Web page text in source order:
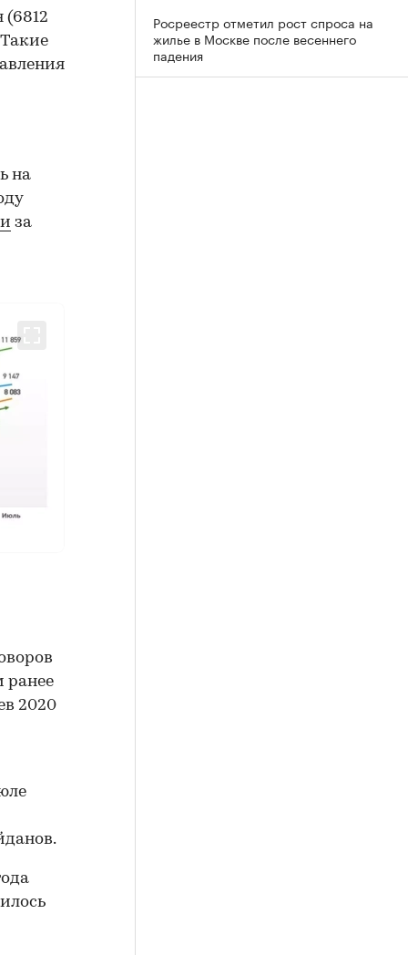
(6812
на
за
ранее
2020
Росреестр отметил рост спроса на
жилье в Москве после весеннего
падения